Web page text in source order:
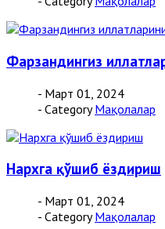
Фарзандингиз
- Март 01, 2024
- Category Мақолалар
Нархга қўшиб ёздириш
- Март 01, 2024
- Category Мақолалар